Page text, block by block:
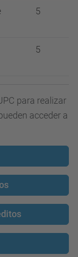
5
5
para realizar
acceder a